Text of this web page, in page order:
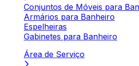
Conjuntos de Móveis para
Armários para Banheiro
Espelheiras
Gabinetes para Banheiro
Área de Serviço